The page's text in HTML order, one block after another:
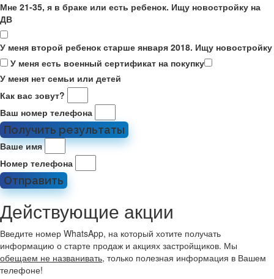
Мне 21-35, я в браке или есть ребенок. Ищу новостройку на
ДВ
У меня второй ребенок старше января 2018. Ищу новостройку
У меня есть военный сертификат на покупку
У меня нет семьи или детей
Как вас зовут?
Ваш номер телефона
Получить результаты
Ваше имя
Номер телефона
Отправить
Действующие акции
Введите номер WhatsApp, на который хотите получать
информацию о старте продаж и акциях застройщиков. Мы
обещаем не названивать, только полезная информация в Вашем
телефоне!